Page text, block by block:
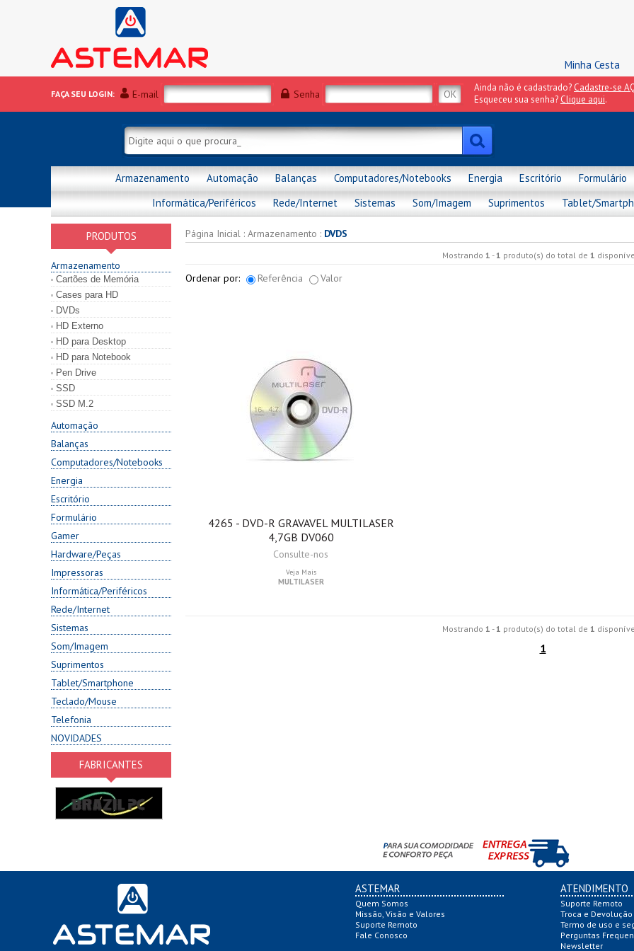
Minha Cesta
FAÇA SEU LOGIN: E-mail Senha
Ainda não é cadastrado? Cadastre-se
Esqueceu sua senha? Clique aqui.
Armazenamento Automação Balanças Computadores/Notebooks Energia Escritório
Formulário
Informática/Periféricos
Rede/Internet Sistemas Som/Imagem Suprimentos Tablet/
PRODUTOS
Armazenamento
Cartões de Memória
Cases para HD
DVDs
HD Externo
HD para Desktop
HD para Notebook
Pen Drive
SSD
SSD M.2
Automação
Balanças
Computadores/Notebooks
Energia
Escritório
Formulário
Gamer
Hardware/Peças
Impressoras
Informática/Periféricos
Rede/Internet
Sistemas
Som/Imagem
Suprimentos
Tablet/Smartphone
Teclado/Mouse
Telefonia
NOVIDADES
FABRICANTES
Página Inicial : Armazenamento : DVDS
Mostrando 1 - 1 produto(s) do total de 1
Ordenar por: Referência Valor
4265 - DVD-R GRAVAVEL MULTILASER
4,7GB DV060
Consulte-nos
Veja Mais
MULTILASER
Mostrando 1 - 1 produto(s) do total de 1
1
ASTEMAR
Quem Somos
Missão, Visão e Valores
Suporte Remoto
Fale Conosco
ATENDIMENTO
Suporte Remoto
Troca e Devolução
Termo de uso e
Perguntas
Newsletter